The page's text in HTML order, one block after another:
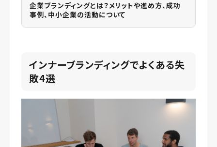
企業ブランディングとは？メリットや進め方、成功
事例、中小企業の活動について
インナーブランディングでよくある失
敗4選